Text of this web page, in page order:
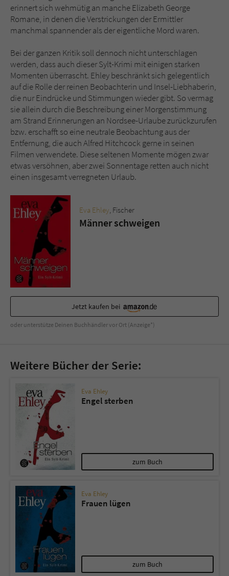
erinnert sich wehmütig an manche Elizabeth George
Romane, in denen die Verstrickungen der Ermittler
manchmal spannender als der eigentliche Mord waren.
Bei der ganzen Kritik soll dennoch nicht unterschlagen
werden, dass auch dieser Sylt-Krimi mit einigen starken
Momenten überrascht. Ehley beschränkt sich gelegentlich
auf die Rolle der reinen Beobachterin und Insel-Liebhaberin,
die nur Eindrücke und Stimmungen wieder gibt. So vermag
sie allein durch die Beschreibung einer Morgenstimmung
am Strand Erinnerungen an Nordsee-Urlaube zurückzurufen
bzw. erschafft so eine neutrale Beobachtung aus der
Entfernung, die auch Alfred Hitchcock gerne in seinen
Filmen verwendete. Diese seltenen Momente mögen zwar
etwas versöhnen, aber zwei Sonnentage retten auch nicht
einen insgesamt verregneten Urlaub.
Eva Ehley, Fischer
Männer schweigen
Jetzt kaufen bei
oder unterstütze Deinen Buchhändler vor Ort (Anzeige*)
Weitere Bücher der Serie:
Eva Ehley
Engel sterben
zum Buch
Eva Ehley
Frauen lügen
zum Buch